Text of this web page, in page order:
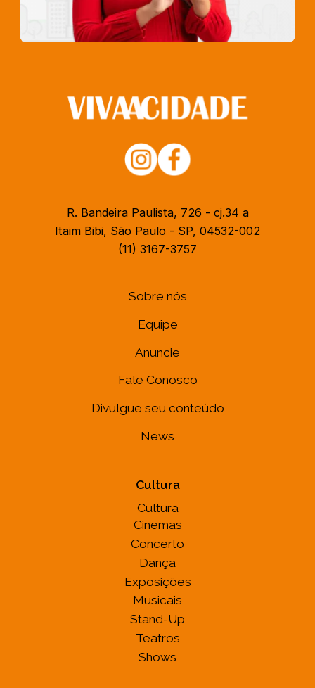
R. Bandeira Paulista, 726 - cj.34 a
Itaim Bibi, São Paulo - SP, 04532-002
(11) 3167-3757
Sobre nós
Equipe
Anuncie
Fale Conosco
Divulgue seu conteúdo
News
Cultura
Cultura
Cinemas
Concerto
Dança
Exposições
Musicais
Stand-Up
Teatros
Shows